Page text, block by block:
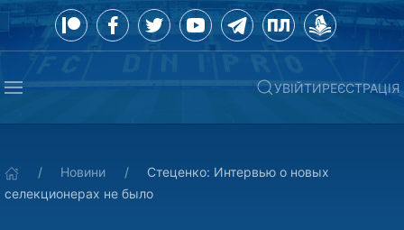
УВІЙТИРЕЄСТРАЦІЯ
Новини
Стеценко: Интервью о новых
селекционерах не было